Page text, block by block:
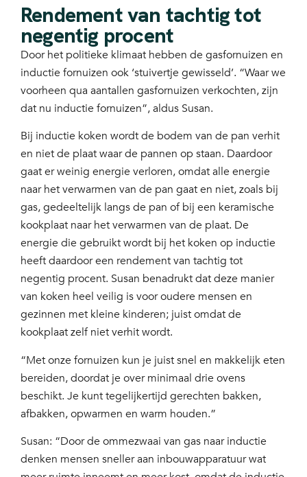
Rendement van tachtig tot
negentig procent
Door het politieke klimaat hebben de gasfornuizen en
inductie fornuizen ook ‘stuivertje gewisseld’. “Waar we
voorheen qua aantallen gasfornuizen verkochten, zijn
dat nu inductie fornuizen”, aldus Susan.
Bij inductie koken wordt de bodem van de pan verhit
en niet de plaat waar de pannen op staan. Daardoor
gaat er weinig energie verloren, omdat alle energie
naar het verwarmen van de pan gaat en niet, zoals bij
gas, gedeeltelijk langs de pan of bij een keramische
kookplaat naar het verwarmen van de plaat. De
energie die gebruikt wordt bij het koken op inductie
heeft daardoor een rendement van tachtig tot
negentig procent. Susan benadrukt dat deze manier
van koken heel veilig is voor oudere mensen en
gezinnen met kleine kinderen; juist omdat de
kookplaat zelf niet verhit wordt.
“Met onze fornuizen kun je juist snel en makkelijk eten
bereiden, doordat je over minimaal drie ovens
beschikt. Je kunt tegelijkertijd gerechten bakken,
afbakken, opwarmen en warm houden.”
Susan: “Door de ommezwaai van gas naar inductie
denken mensen sneller aan inbouwapparatuur wat